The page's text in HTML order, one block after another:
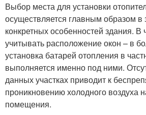
Выбор места для установки
осуществляется главным образом в
конкретных особенностей здания. В
учитывать расположение окон – в
установка батарей отопления в
выполняется именно под ними.
данных участках приводит к
проникновению холодного воздуха
помещения.